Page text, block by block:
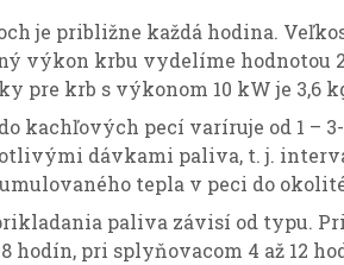
je približne každá hodina.
výkon krbu vydelíme hodnotou
pre krb s výkonom 10 kW je 3,6
kachľových pecí varíruje od 1 –
dávkami paliva, t. j.
tepla v peci do
paliva závisí od typu.
hodín, pri splyňovacom 4 až 12